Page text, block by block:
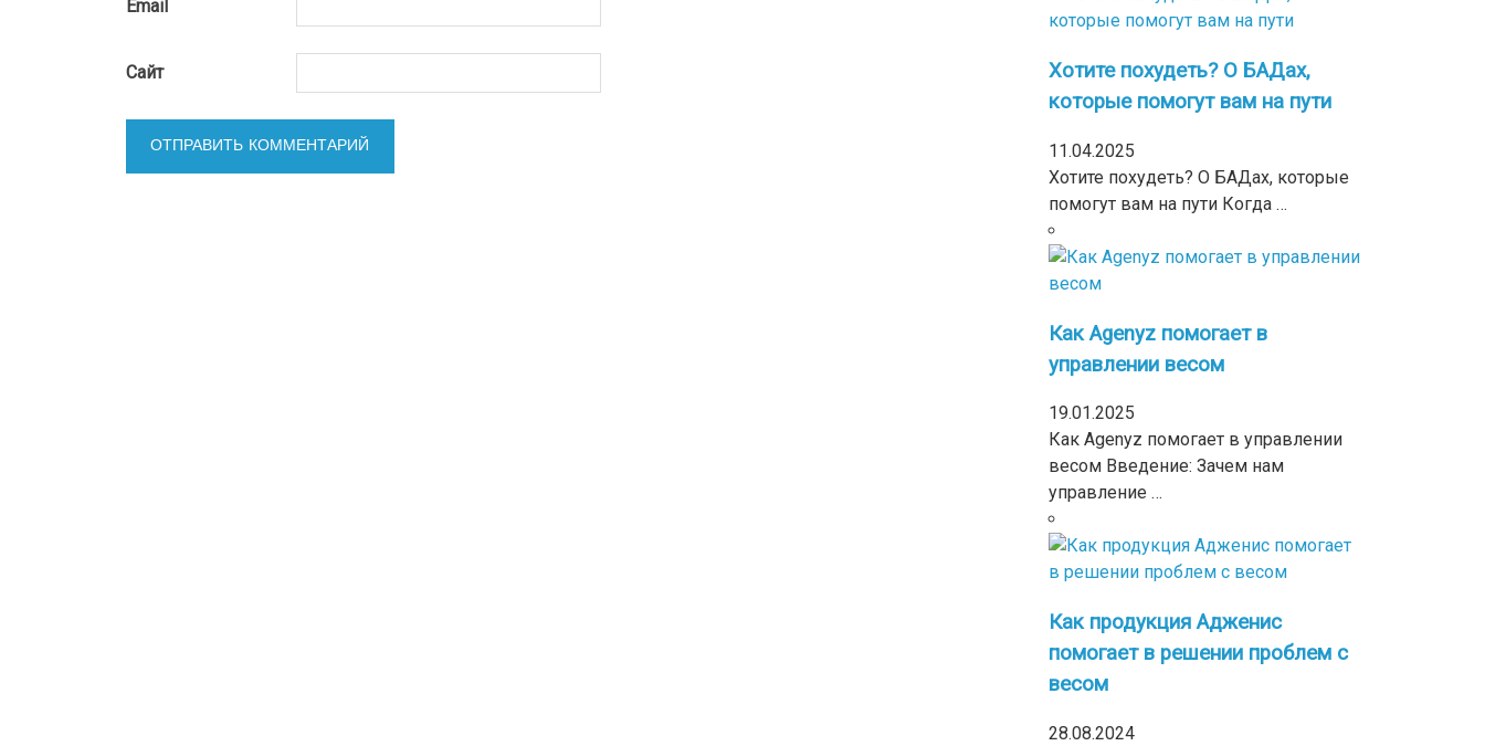
Email
Сайт
Хотите похудеть? О БАДах,
которые помогут вам на пути
11.04.2025
Хотите похудеть? О БАДах, которые
помогут вам на пути Когда …
Как Agenyz помогает в
управлении весом
19.01.2025
Как Agenyz помогает в управлении
весом Введение: Зачем нам
управление …
Как продукция Адженис
помогает в решении проблем с
весом
28.08.2024